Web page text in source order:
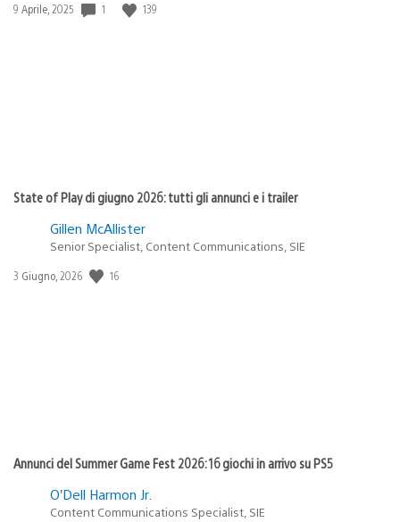
Data
9 Aprile, 2025 1 139
State of Play di giugno 2026: tutti gli annunci e i trailer
Gillen McAllister
Senior Specialist, Content Communications, SIE
Data
3 Giugno, 2026 16
Annunci del Summer Game Fest 2026: 16 giochi in arrivo su PS5
O’Dell Harmon Jr.
Content Communications Specialist, SIE